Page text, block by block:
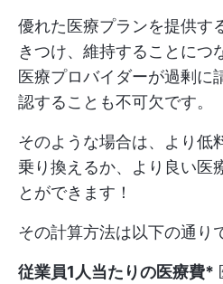
優れた医療プランを提供す
きつけ、維持することにつ
医療プロバイダーが過剰に
認することも不可欠です。
そのような場合は、より低
乗り換えるか、より良い医
とができます！
その計算方法は以下の通り
従業員1人当たりの医療費*